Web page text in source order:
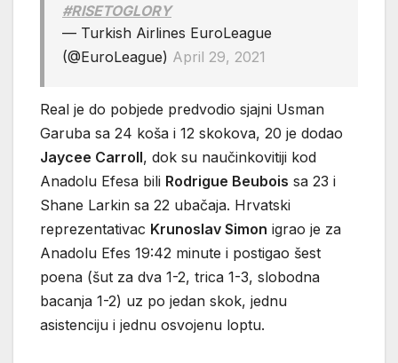
#RISETOGLORY
— Turkish Airlines EuroLeague
(@EuroLeague) April 29, 2021
Real je do pobjede predvodio sjajni Usman
Garuba sa 24 koša i 12 skokova, 20 je dodao
Jaycee Carroll, dok su naučinkovitiji kod
Anadolu Efesa bili Rodrigue Beubois sa 23 i
Shane Larkin sa 22 ubačaja. Hrvatski
reprezentativac Krunoslav Simon igrao je za
Anadolu Efes 19:42 minute i postigao šest
poena (šut za dva 1-2, trica 1-3, slobodna
bacanja 1-2) uz po jedan skok, jednu
asistenciju i jednu osvojenu loptu.